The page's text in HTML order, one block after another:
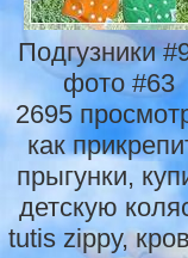
Подгузники
фото #63
2695
как
прыгунки,
детскую
tutis zippy,